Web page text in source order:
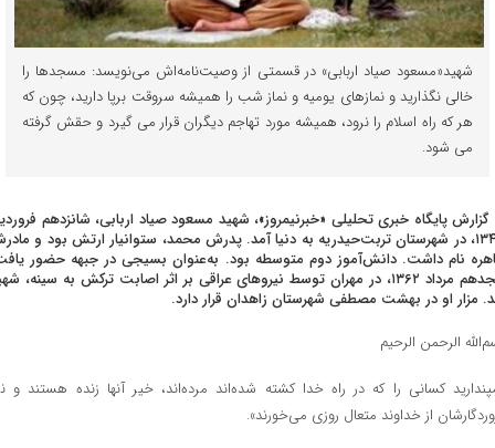
شهید«مسعود صیاد اربابی» در قسمتی از وصیت‌نامه‌اش می‌نویسد: مسجدها را
خالی نگذارید و نمازهای یومیه و نماز شب را همیشه سروقت برپا دارید، چون که
هر که راه اسلام را نرود، همیشه مورد تهاجم دیگران قرار می گیرد و حقش گرفته
می شود.
گزارش پایگاه خبری تحلیلی «خبرنیمروز»، شهید مسعود صیاد اربابی، شانزدهم
۱۳۴۵، در شهرستان تربت‌حیدریه به دنیا آمد. پدرش محمد، ستوانیار ارتش بود و
نام داشت. دانش‌آموز دوم متوسطه بود. به‌عنوان بسیجی در جبهه حضور
هجدهم مرداد ۱۳۶۲، در مهران توسط نیروهای عراقی بر اثر اصابت ترکش به سینه،
مزار او در بهشت مصطفی شهرستان زاهدان قرار دارد.
الرحمن الرحیم
کسانی را که در راه خدا کشته شده‌اند مرده‌اند، خیر آنها زنده هستند و
از خداوند متعال روزی می‌خورند».